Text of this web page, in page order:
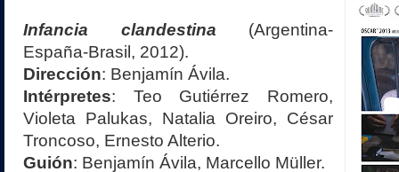
Infancia clandestina (Argentina-
España-Brasil, 2012).
Dirección: Benjamín Ávila.
Intérpretes: Teo Gutiérrez Romero,
Violeta Palukas, Natalia Oreiro, César
Troncoso, Ernesto Alterio.
Guión: Benjamín Ávila, Marcello Müller.